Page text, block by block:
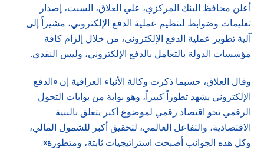
أعلن محافظ البنك المركزي، علي العلاق، السبت، إصدار
تعليمات وضوابط لتنظيم عملية الدفع الإلكتروني، مشيراً إلى
آلية تطوير عملية الدفع الإلكتروني، من خلال إلزام كافة
مؤسسات الدولة بالتعامل بالدفع الإلكتروني، وليس النقدي.
وقال العلاق، حسبما ذكرت وكالة الأنباء العراقية إن «الدفع
الإلكتروني يشهد تطوراً كبيراً، وهو بوابة من بوابات التحول
الرقمي نحو اقتصاد رقمي لموضوع أكبر يتعلق بالبنية
الاقتصادية، والتفاعل العالمي، لتحقيق أكبر للشمول المالي،
وكل هذه الجوانب أصبحت استراتيجيات ثابتة، ومتطورة».